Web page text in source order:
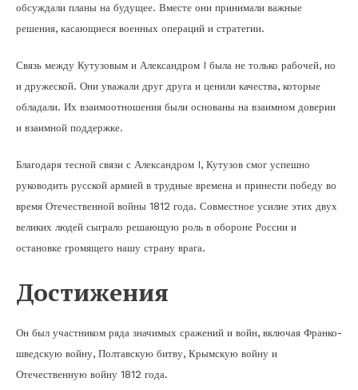
обсуждали планы на будущее. Вместе они принимали важные
решения, касающиеся военных операций и стратегии.
Связь между Кутузовым и Александром I была не только рабочей, но
и дружеской. Они уважали друг друга и ценили качества, которые
обладали. Их взаимоотношения были основаны на взаимном доверии
и взаимной поддержке.
Благодаря тесной связи с Александром I, Кутузов смог успешно
руководить русской армией в трудные времена и принести победу во
время Отечественной войны 1812 года. Совместное усилие этих двух
великих людей сыграло решающую роль в обороне России и
остановке громящего нашу страну врага.
Достижения
Он был участником ряда значимых сражений и войн, включая Франко-
шведскую войну, Полтавскую битву, Крымскую войну и
Отечественную войну 1812 года.